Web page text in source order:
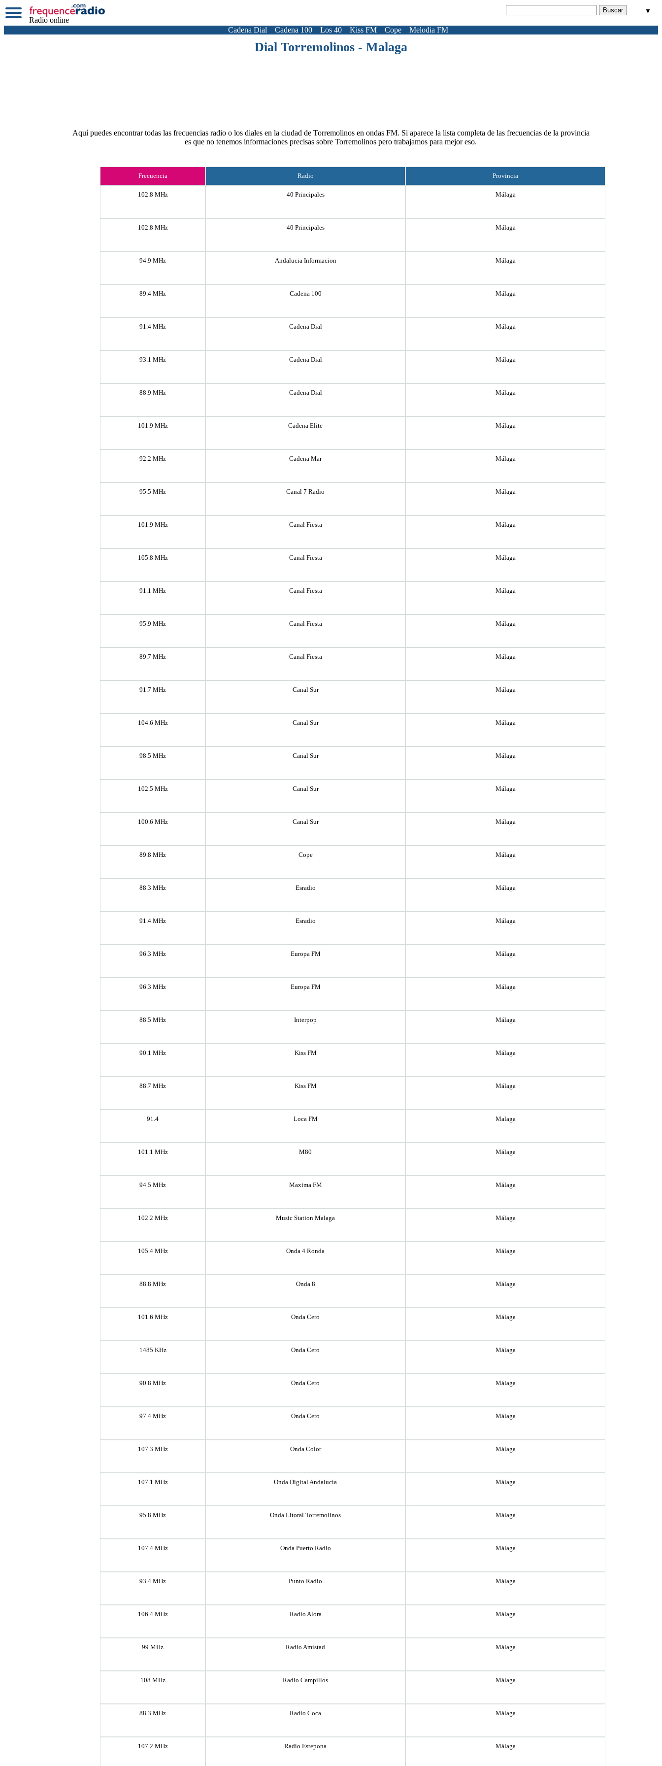
Radio online
▼
Cadena Dial Cadena 100 Los 40 Kiss FM Cope Melodia FM
Dial Torremolinos - Malaga
Aquí puedes encontrar todas las frecuencias radio o los diales en la ciudad de Torremolinos en ondas FM. Si aparece la lista completa de las frecuencias de la provincia
es que no tenemos informaciones precisas sobre Torremolinos pero trabajamos para mejor eso.
Frecuencia Radio Provincia
102.8 MHz 40 Principales Málaga
102.8 MHz 40 Principales Málaga
94.9 MHz Andalucia Informacion Málaga
89.4 MHz Cadena 100 Málaga
91.4 MHz Cadena Dial Málaga
93.1 MHz Cadena Dial Málaga
88.9 MHz Cadena Dial Málaga
101.9 MHz Cadena Elite Málaga
92.2 MHz Cadena Mar Málaga
95.5 MHz Canal 7 Radio Málaga
101.9 MHz Canal Fiesta Málaga
105.8 MHz Canal Fiesta Málaga
91.1 MHz Canal Fiesta Málaga
95.9 MHz Canal Fiesta Málaga
89.7 MHz Canal Fiesta Málaga
91.7 MHz Canal Sur Málaga
104.6 MHz Canal Sur Málaga
98.5 MHz Canal Sur Málaga
102.5 MHz Canal Sur Málaga
100.6 MHz Canal Sur Málaga
89.8 MHz Cope Málaga
88.3 MHz Esradio Málaga
91.4 MHz Esradio Málaga
96.3 MHz Europa FM Málaga
96.3 MHz Europa FM Málaga
88.5 MHz Interpop Málaga
90.1 MHz Kiss FM Málaga
88.7 MHz Kiss FM Málaga
91.4 Loca FM Malaga
101.1 MHz M80 Málaga
94.5 MHz Maxima FM Málaga
102.2 MHz Music Station Malaga Málaga
105.4 MHz Onda 4 Ronda Málaga
88.8 MHz Onda 8 Málaga
101.6 MHz Onda Cero Málaga
1485 KHz Onda Cero Málaga
90.8 MHz Onda Cero Málaga
97.4 MHz Onda Cero Málaga
107.3 MHz Onda Color Málaga
107.1 MHz Onda Digital Andalucía Málaga
95.8 MHz Onda Litoral Torremolinos Málaga
107.4 MHz Onda Puerto Radio Málaga
93.4 MHz Punto Radio Málaga
106.4 MHz Radio Alora Málaga
99 MHz Radio Amistad Málaga
108 MHz Radio Campillos Málaga
88.3 MHz Radio Coca Málaga
107.2 MHz Radio Estepona Málaga